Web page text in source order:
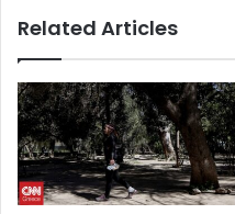
Related Articles